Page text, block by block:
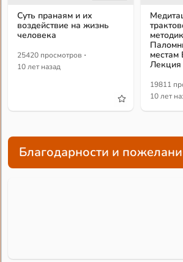
Суть пранаям и их
воздействие на жизнь
человека
25420 просмотров ·
10 лет назад
местам
Лекция
19811
10 лет
Благодарности и